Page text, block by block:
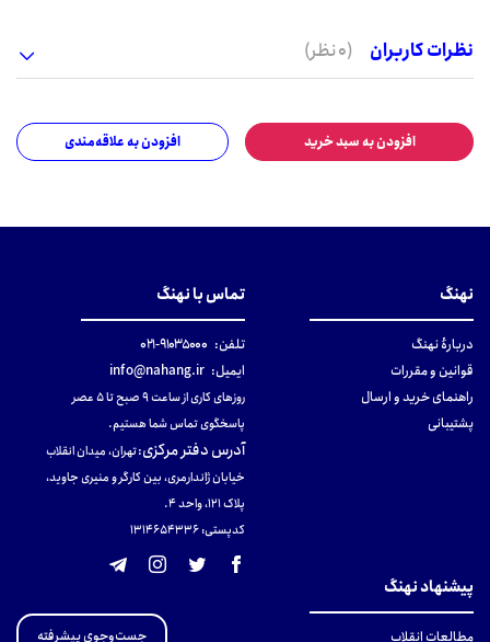
نظرات کاربران (0 نظر)
افزودن به سبد خرید افزودن به علاقه‌مندی
نهنگ
دربارهٔ نهنگ
قوانین و مقررات
راهنمای خرید و ارسال
پشتیبانی
تماس با نهنگ
تلفن: ۹۱۰۳۵۰۰۰-۰۲۱
ایمیل: info@nahang.ir
روزهای کاری از ساعت ۹ صبح تا ۵ عصر
پاسخگوی تماس شما هستیم.
آدرس دفتر مرکزی:تهران، میدان انقلاب
خیابان ژاندارمری، بین کارگر و منیری جاوید،
پلاک 121، واحد ۴.
کدپستی: 131465433۶
پیشنهاد نهنگ
مطالعات انقلاب
جست‌وجوی پیشرفته